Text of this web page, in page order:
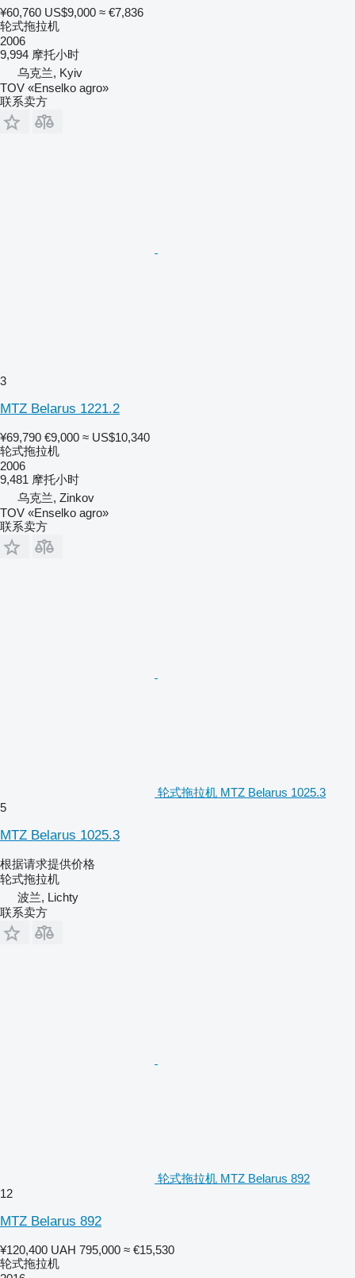
¥60,760 US$9,000 ≈ €7,836
轮式拖拉机
2006
9,994 摩托小时
乌克兰, Kyiv
TOV «Enselko agro»
联系卖方
3
MTZ Belarus 1221.2
¥69,790 €9,000 ≈ US$10,340
轮式拖拉机
2006
9,481 摩托小时
乌克兰, Zinkov
TOV «Enselko agro»
联系卖方
轮式拖拉机 MTZ Belarus 1025.3
5
MTZ Belarus 1025.3
根据请求提供价格
轮式拖拉机
波兰, Lichty
联系卖方
轮式拖拉机 MTZ Belarus 892
12
MTZ Belarus 892
¥120,400 UAH 795,000 ≈ €15,530
轮式拖拉机